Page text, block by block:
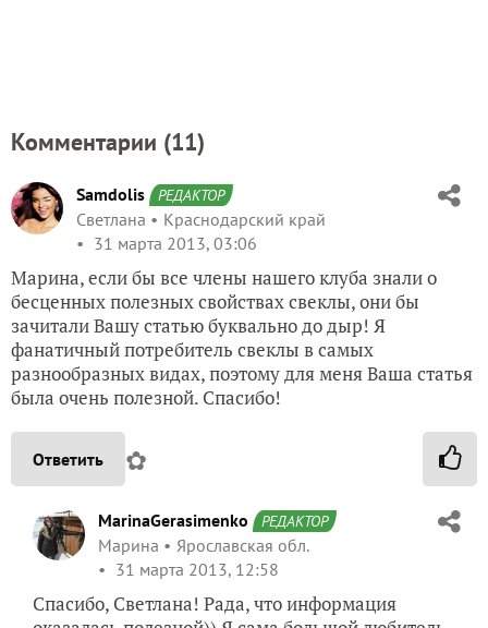
Комментарии (11)
Samdolis РЕДАКТОР
Светлана
Краснодарский край
31 марта 2013, 03:06
Марина, если бы все члены нашего клуба знали о
бесценных полезных свойствах свеклы, они бы
зачитали Вашу статью буквально до дыр! Я
фанатичный потребитель свеклы в самых
разнообразных видах, поэтому для меня Ваша статья
была очень полезной. Спасибо!
Ответить ✿
MarinaGerasimenko РЕДАКТОР
Марина
Ярославская обл.
31 марта 2013, 12:58
Спасибо, Светлана! Рада, что информация